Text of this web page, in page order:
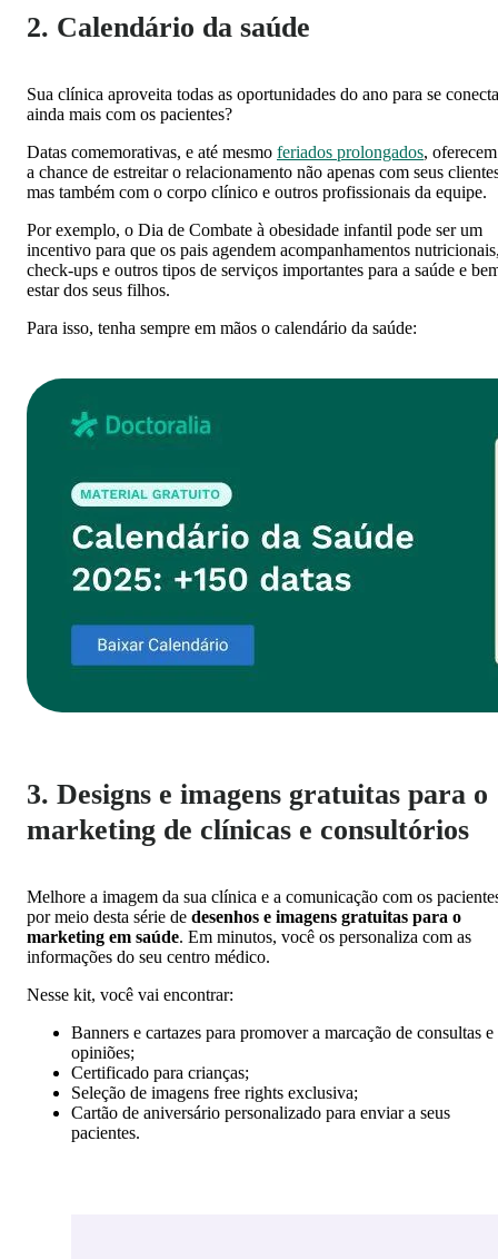
2. Calendário da saúde
Sua clínica aproveita todas as oportunidades do ano para se
ainda mais com os pacientes?
Datas comemorativas, e até mesmo feriados prolongados, oferecem
a chance de estreitar o relacionamento não apenas com seus
mas também com o corpo clínico e outros profissionais da equipe.
Por exemplo, o Dia de Combate à obesidade infantil pode ser um
incentivo para que os pais agendem acompanhamentos
check-ups e outros tipos de serviços importantes para a saúde e
estar dos seus filhos.
Para isso, tenha sempre em mãos o calendário da saúde:
3. Designs e imagens gratuitas para o
marketing de clínicas e consultórios
Melhore a imagem da sua clínica e a comunicação com os
por meio desta série de desenhos e imagens gratuitas para o
marketing em saúde. Em minutos, você os personaliza com as
informações do seu centro médico.
Nesse kit, você vai encontrar:
Banners e cartazes para promover a marcação de consultas e
opiniões;
Certificado para crianças;
Seleção de imagens free rights exclusiva;
Cartão de aniversário personalizado para enviar a seus
pacientes.